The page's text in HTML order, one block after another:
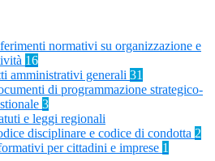
normativi su organizzazione e
16
amministrativi generali 31
di programmazione strategico-
3
e leggi regionali
disciplinare e codice di condotta 2
per cittadini e imprese 1